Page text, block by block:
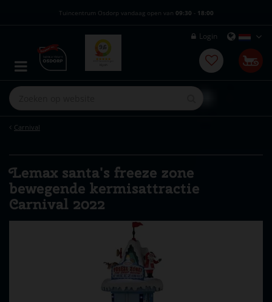
Carnival
Tuincentrum Osdorp vandaag open van 09:30 - 18:00
Login
Lemax santa's freeze zone
bewegende kermisattractie
Carnival 2022